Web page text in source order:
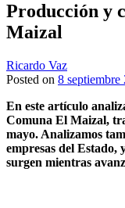
Producción y
Maizal
Ricardo Vaz
Posted on 8 septiembre
En este artículo
Comuna El Maizal,
mayo. Analizamos
empresas del Estado,
surgen mientras